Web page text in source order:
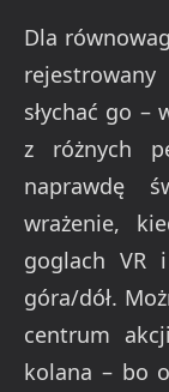
Dla
słychać go –
z różnych
naprawdę
wrażenie,
goglach VR
góra/dół.
centrum
kolana – bo